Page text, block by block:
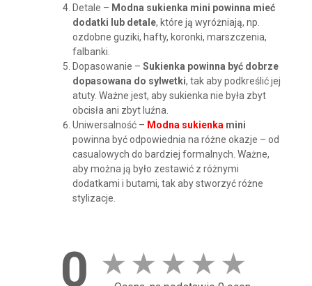
Detale – Modna sukienka mini powinna mieć
dodatki lub detale, które ją wyróżniają, np.
ozdobne guziki, hafty, koronki, marszczenia,
falbanki.
Dopasowanie – Sukienka powinna być dobrze
dopasowana do sylwetki, tak aby podkreślić jej
atuty. Ważne jest, aby sukienka nie była zbyt
obcisła ani zbyt luźna.
Uniwersalność – Modna sukienka mini
powinna być odpowiednia na różne okazje – od
casualowych do bardziej formalnych. Ważne,
aby można ją było zestawić z różnymi
dodatkami i butami, tak aby stworzyć różne
stylizacje.
0 ★ ★ ★ ★ ★